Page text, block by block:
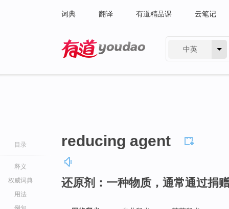
词典 翻译 有道精品课 云笔记
中英
目录
释义
权威词典
用法
reducing agent
还原剂：一种物质，通常通过捐